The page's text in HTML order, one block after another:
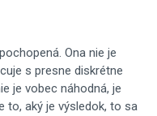
Ona nie je
s presne diskrétne
je vobec náhodná, je
to, aký je výsledok, to sa